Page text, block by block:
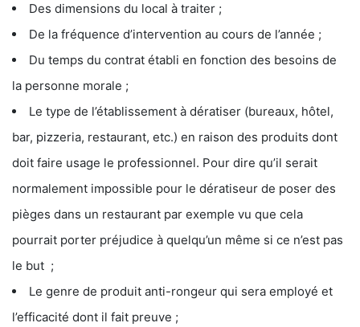
Des dimensions du local à traiter ;
De la fréquence d’intervention au cours de l’année ;
Du temps du contrat établi en fonction des besoins de
la personne morale ;
Le type de l’établissement à dératiser (bureaux, hôtel,
bar, pizzeria, restaurant, etc.) en raison des produits dont
doit faire usage le professionnel. Pour dire qu’il serait
normalement impossible pour le dératiseur de poser des
pièges dans un restaurant par exemple vu que cela
pourrait porter préjudice à quelqu’un même si ce n’est pas
le but ;
Le genre de produit anti-rongeur qui sera employé et
l’efficacité dont il fait preuve ;